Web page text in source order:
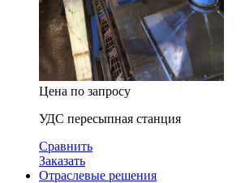
Цена по запросу
УДС пересыпная станция
Сравнить
Заказать
Отраслевые решения